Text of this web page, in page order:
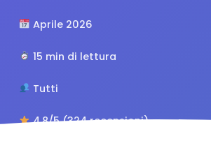
Aprile 2026
15 min di lettura
Tutti
4.8/5 (324 recensioni)